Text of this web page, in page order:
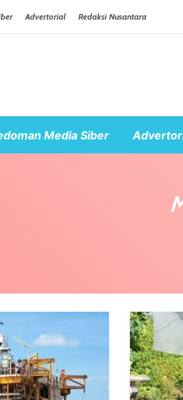
Advertorial Redaksi Nusantara
Media Siber